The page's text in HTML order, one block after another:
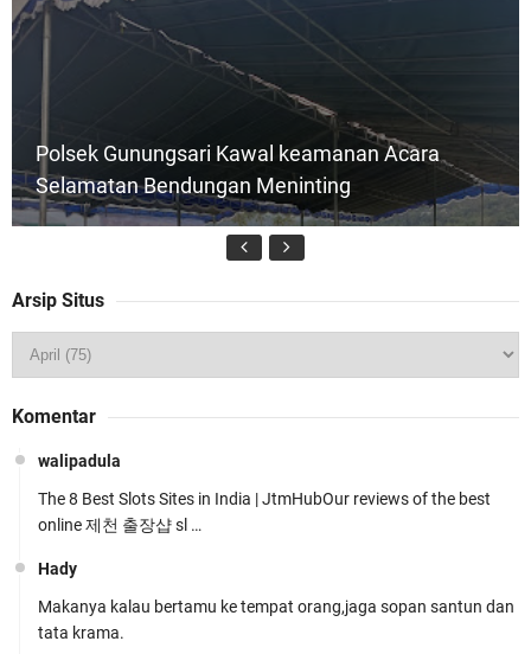
Polsek Gunungsari Kawal keamanan Acara
Selamatan Bendungan Meninting
Gelar Apel Pembukaan PORSENAP
LPKA Lombok Tengah Ikuti Kegiatan Donor
Arsip Situs
Komentar
walipadula
The 8 Best Slots Sites in India | JtmHubOur reviews of the best
online 제천 출장샵 sl …
Hady
Makanya kalau bertamu ke tempat orang,jaga sopan santun dan
tata krama.